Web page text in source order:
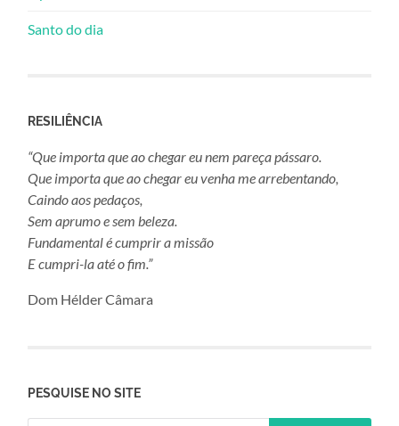
Santo do dia
RESILIÊNCIA
“Que importa que ao chegar eu nem pareça pássaro.
Que importa que ao chegar eu venha me arrebentando,
Caindo aos pedaços,
Sem aprumo e sem beleza.
Fundamental é cumprir a missão
E cumpri-la até o fim.”
Dom Hélder Câmara
PESQUISE NO SITE